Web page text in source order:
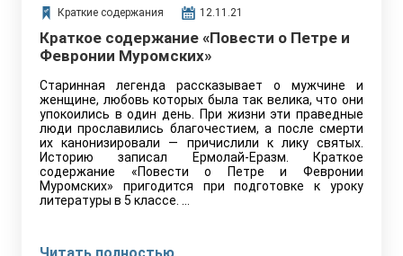
Краткие содержания 12.11.21
Краткое содержание «Повести о Петре и
Февронии Муромских»
Старинная легенда рассказывает о мужчине и
женщине, любовь которых была так велика, что они
упокоились в один день. При жизни эти праведные
люди прославились благочестием, а после смерти
их канонизировали — причислили к лику святых.
Историю записал Ермолай-Еразм. Краткое
содержание «Повести о Петре и Февронии
Муромских» пригодится при подготовке к уроку
литературы в 5 классе. …